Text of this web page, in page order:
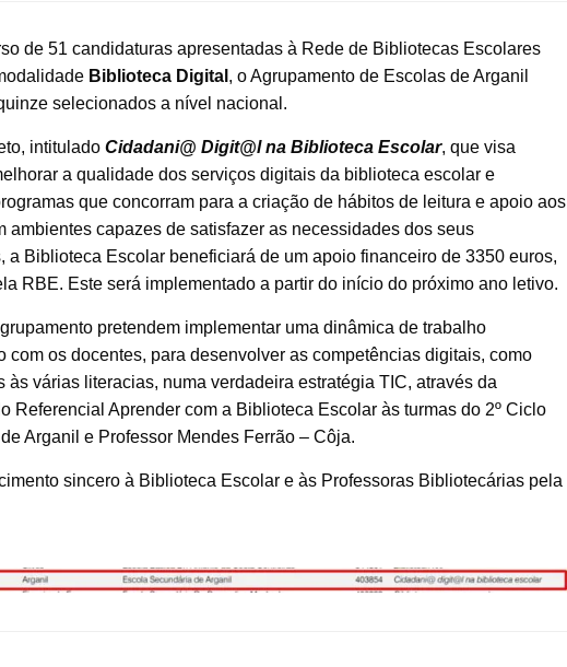
de 51 candidaturas apresentadas à Rede de Bibliotecas Escolares
Biblioteca Digital , o Agrupamento de Escolas de Arganil
selecionados a nível nacional.
intitulado Cidadani@ Digit@l na Biblioteca Escolar, que visa
a qualidade dos serviços digitais da biblioteca escolar e
que concorram para a criação de hábitos de leitura e apoio aos
ambientes capazes de satisfazer as necessidades dos seus
a Biblioteca Escolar beneficiará de um apoio financeiro de 3350 euros,
RBE.​ Este será implementado a partir do início do próximo ano letivo.
pretendem implementar uma dinâmica de trabalho
com os docentes, para desenvolver as competências digitais, como
às várias literacias, numa verdadeira estratégia TIC, através da
Referencial Aprender com a Biblioteca Escolar às turmas do 2º Ciclo
Arganil e Professor Mendes Ferrão – Côja.
sincero à Biblioteca Escolar e às Professoras Bibliotecárias pela